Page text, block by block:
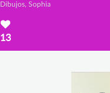
Dibujos, Sophia
13